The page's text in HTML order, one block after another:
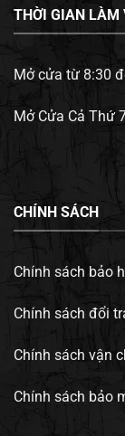
THỜI GIAN LÀM
Mở cửa từ 8:30
Mở Cửa Cả Thứ
CHÍNH SÁCH
Chính sách bảo
Chính sách đổi
Chính sách vận
Chính sách bảo